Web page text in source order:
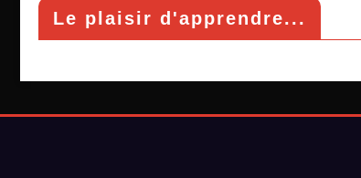
Le plaisir d'apprendre...